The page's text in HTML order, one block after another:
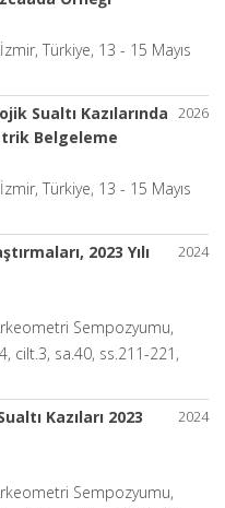
Türkiye, 13 - 15 Mayıs
2026
Sualtı Kazılarında
Belgeleme
Türkiye, 13 - 15 Mayıs
2024
2023 Yılı
Sempozyumu,
cilt.3, sa.40, ss.211-221,
2024
Kazıları 2023
Sempozyumu,